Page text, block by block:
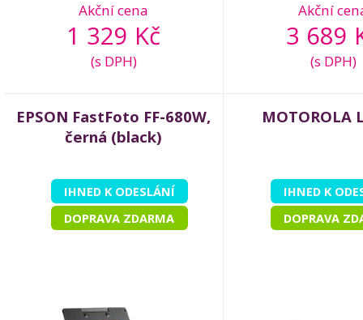
Akční cena
1 329 Kč
(s DPH)
Akční
3 689
(s DPH)
EPSON FastFoto FF-680W,
černá (black)
IHNED K ODESLÁNÍ
DOPRAVA ZDARMA
MOTOROLA
IHNED K
DOPRAVA